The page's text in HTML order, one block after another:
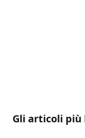
Gli articoli